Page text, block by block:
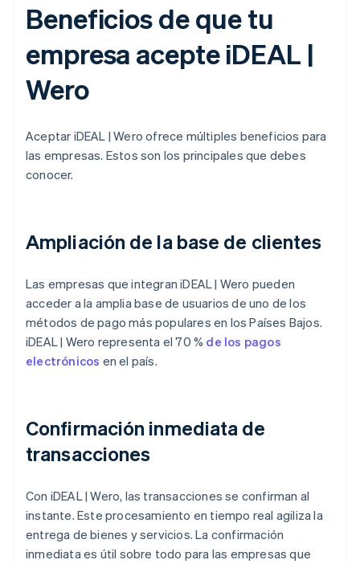
Beneficios de que tu
empresa acepte iDEAL |
Wero
Aceptar iDEAL | Wero ofrece múltiples beneficios para
las empresas. Estos son los principales que debes
conocer.
Ampliación de la base de clientes
Las empresas que integran iDEAL | Wero pueden
acceder a la amplia base de usuarios de uno de los
métodos de pago más populares en los Países Bajos.
iDEAL | Wero representa el 70 % de los pagos
electrónicos en el país.
Confirmación inmediata de
transacciones
Con iDEAL | Wero, las transacciones se confirman al
instante. Este procesamiento en tiempo real agiliza la
entrega de bienes y servicios. La confirmación
inmediata es útil sobre todo para las empresas que